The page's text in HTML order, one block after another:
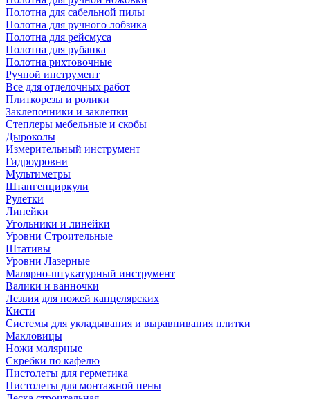
Полотна для сабельной пилы
Полотна для ручного лобзика
Полотна для рейсмуса
Полотна для рубанка
Полотна рихтовочные
Ручной инструмент
Все для отделочных работ
Плиткорезы и ролики
Заклепочники и заклепки
Степлеры мебельные и скобы
Дыроколы
Измерительный инструмент
Гидроуровни
Мультиметры
Штангенциркули
Рулетки
Линейки
Угольники и линейки
Уровни Строительные
Штативы
Уровни Лазерные
Малярно-штукатурный инструмент
Валики и ванночки
Лезвия для ножей канцелярских
Кисти
Системы для укладывания и выравнивания плитки
Макловицы
Ножи малярные
Скребки по кафелю
Пистолеты для герметика
Пистолеты для монтажной пены